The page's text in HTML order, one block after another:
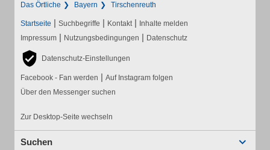
Das Örtliche Bayern Tirschenreuth
Startseite | Suchbegriffe | Kontakt | Inhalte melden
Impressum | Nutzungsbedingungen | Datenschutz
Datenschutz-Einstellungen
Facebook - Fan werden | Auf Instagram folgen
Über den Messenger suchen
Zur Desktop-Seite wechseln
Suchen